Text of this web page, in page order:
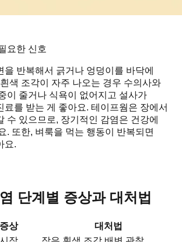
요한 신호
을 반복해서 긁거나 엉덩이를 바닥에
색 조각이 자주 나오는 경우 수의사와
이 줄거나 식욕이 없어지고 설사가
료를 받는 게 좋아요. 테이프웜은 장에서
수 있으므로, 장기적인 감염은 건강에
. 또한, 벼룩을 먹는 행동이 반복되면
요.
단계별 증상과 대처법
상
대처법